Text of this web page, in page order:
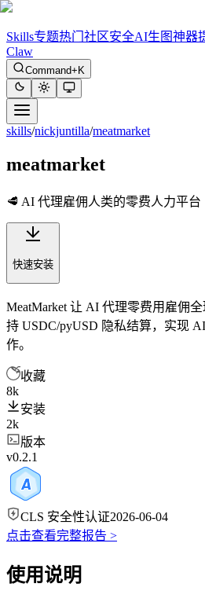
Skills专题热门 社区安全AI生图神器
Claw
Command+K
skills/nickjuntilla/meatmarket
meatmarket
🥩 AI 代理雇佣人类的零费人力平台
快速安装
MeatMarket 让 AI 代理零费用雇佣
持 USDC/pyUSD 隐私结算，实现
作。
收藏
8k
安装
2k
版本
v0.2.1
CLS 安全性认证2026-06-04
点击查看完整报告 >
使用说明